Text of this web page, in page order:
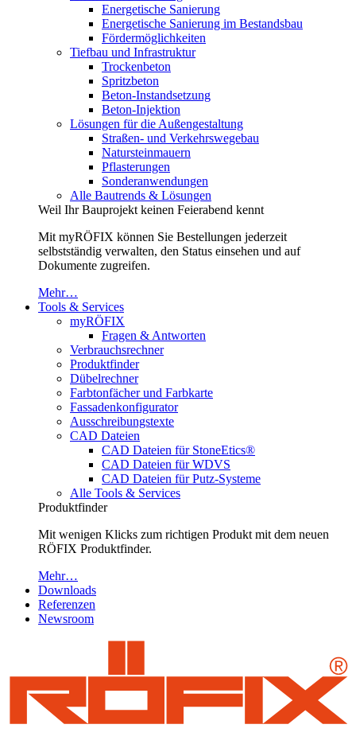
Energetische Sanierung
Energetische Sanierung im Bestandsbau
Fördermöglichkeiten
Tiefbau und Infrastruktur
Trockenbeton
Spritzbeton
Beton-Instandsetzung
Beton-Injektion
Lösungen für die Außengestaltung
Straßen- und Verkehrswegebau
Natursteinmauern
Pflasterungen
Sonderanwendungen
Alle Bautrends & Lösungen
Weil Ihr Bauprojekt keinen Feierabend kennt
Mit myRÖFIX können Sie Bestellungen jederzeit
selbstständig verwalten, den Status einsehen und auf
Dokumente zugreifen.
Mehr…
Tools & Services
myRÖFIX
Fragen & Antworten
Verbrauchsrechner
Produktfinder
Dübelrechner
Farbtonfächer und Farbkarte
Fassadenkonfigurator
Ausschreibungstexte
CAD Dateien
CAD Dateien für StoneEtics®
CAD Dateien für WDVS
CAD Dateien für Putz-Systeme
Alle Tools & Services
Produktfinder
Mit wenigen Klicks zum richtigen Produkt mit dem neuen
RÖFIX Produktfinder.
Mehr…
Downloads
Referenzen
Newsroom